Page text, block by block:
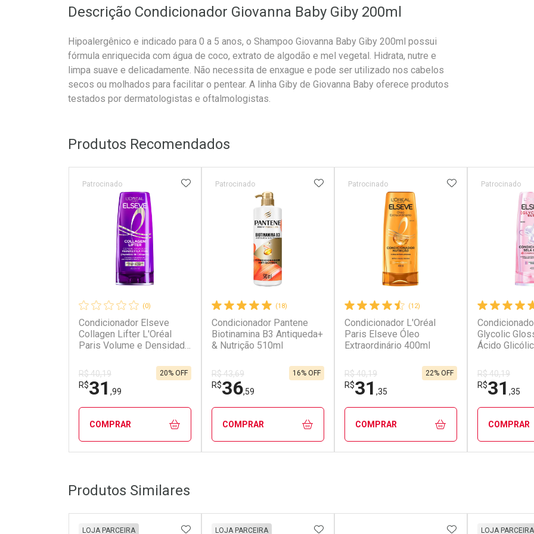
Descrição Condicionador Giovanna Baby Giby 200ml
Hipoalergênico e indicado para 0 a 5 anos, o Shampoo Giovanna Baby Giby 200ml possui
fórmula enriquecida com água de coco, extrato de algodão e mel vegetal. Hidrata, nutre e
limpa suave e delicadamente. Não necessita de enxague e pode ser utilizado nos cabelos
secos ou molhados para facilitar o pentear. A linha Giby de Giovanna Baby oferece produtos
testados por dermatologistas e oftalmologistas.
Produtos Recomendados
(0)
Condicionador Elseve
Collagen Lifter L'Oréal
Paris Volume e Densidade
Patrocinado
R$ 40,19
R$31 ,99
20% OFF
ADICIONAR AOS FAVORITOS
COMPRAR
Laboratório
Por Menos
(18)
Condicionador Pantene
Biotinamina B3 Antiqueda+
& Nutrição 510ml
Patrocinado
R$ 43,69
R$36,59
16% OFF
ADICIONAR AOS FAVORITOS
COMPRAR
(12)
Condicionador L'Oréal
Paris Elseve Óleo
Extraordinário 400ml
Patrocinado
R$ 40,19
R$31 ,35
22% OFF
ADICIONAR AOS
COMPRAR
Glycolic
Ácido
Patrocinado
R$ 40,19
R$31 ,35
COMPRAR
Produtos Similares
LOJA PARCEIRA ADICIONAR AOS FAVORITOS
LOJA PARCEIRA ADICIONAR AOS FAVORITOSADICIONAR AOS
LOJA PARCEIRA